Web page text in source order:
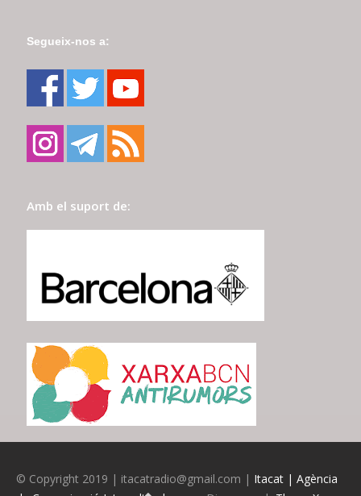
Segueix-nos a:
Amb el suport de:
© Copyright 2019 | itacatradio@gmail.com | Itacat | Agència